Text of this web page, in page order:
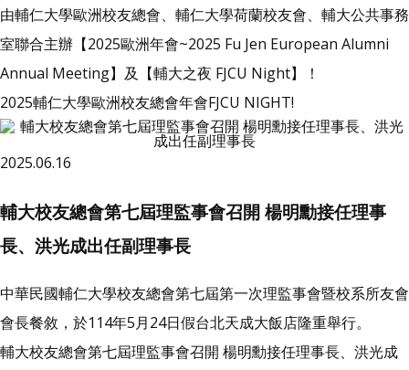
由輔仁大學歐洲校友總會、輔仁大學荷蘭校友會、輔大公共事務
室聯合主辦【2025歐洲年會~2025 Fu Jen European Alumni
Annual Meeting】及【輔大之夜 FJCU Night】！
2025輔仁大學歐洲校友總會年會FJCU NIGHT!
2025.06.16
輔大校友總會第七屆理監事會召開 楊明勳接任理事
長、洪光成出任副理事長
中華民國輔仁大學校友總會第七屆第一次理監事會暨校系所友會
會長餐敘，於114年5月24日假台北天成大飯店隆重舉行。
輔大校友總會第七屆理監事會召開 楊明勳接任理事長、洪光成